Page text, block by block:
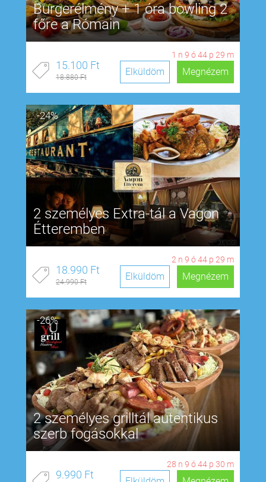
Burgerélmény + 1 óra bowling 2
főre a Rómain
1 n 9 ó44 p 28 m
15.100 Ft
18.880 Ft Megnézem
Elküldöm
-24%
2 személyes Extra-tál a Vagon
Étteremben
2 n 9 ó44 p 28 m
18.990 Ft
24.990 Ft Megnézem
Elküldöm
-26%
2 személyes grilltál autentikus
szerb fogásokkal
28 n 9 ó44 p 29 m
9.990 Ft